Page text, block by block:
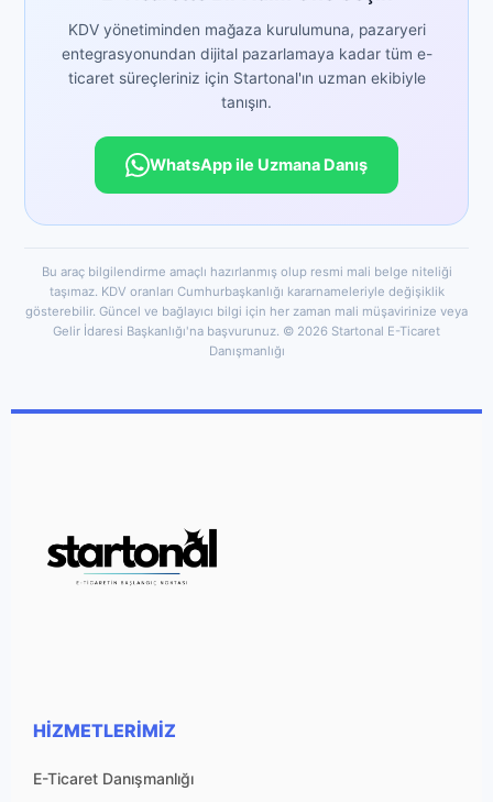
iletişime geçebilirsiniz.
KDV yönetiminden mağaza kurulumuna, pazaryeri
entegrasyonundan dijital pazarlamaya kadar tüm e-
ticaret süreçleriniz için Startonal'ın uzman ekibiyle
tanışın.
WhatsApp ile Uzmana Danış
Bu araç bilgilendirme amaçlı hazırlanmış olup resmi mali belge niteliği
taşımaz. KDV oranları Cumhurbaşkanlığı kararnameleriyle değişiklik
gösterebilir. Güncel ve bağlayıcı bilgi için her zaman mali müşavirinize veya
Gelir İdaresi Başkanlığı'na başvurunuz. © 2026 Startonal E-Ticaret
Danışmanlığı
HIZMETLERIMIZ
E-Ticaret Danışmanlığı